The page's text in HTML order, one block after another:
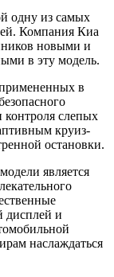
одну из самых
Компания Киа
новыми и
в эту модель.
в
слепых
круиз-
остановки.
является
дисплей и
наслаждаться